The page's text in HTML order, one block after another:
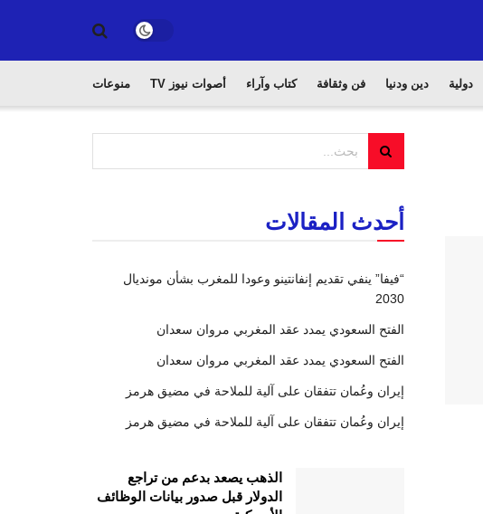
دولية دين ودنيا فن وثقافة كتاب وآراء أصوات نيوز TV منوعات
أحدث المقالات
“فيفا” ينفي تقديم إنفانتينو وعودا للمغرب بشأن مونديال
2030
الفتح السعودي يمدد عقد المغربي مروان سعدان
الفتح السعودي يمدد عقد المغربي مروان سعدان
إيران وعُمان تتفقان على آلية للملاحة في مضيق هرمز
إيران وعُمان تتفقان على آلية للملاحة في مضيق هرمز
الذهب يصعد بدعم من تراجع
الدولار قبل صدور بيانات الوظائف